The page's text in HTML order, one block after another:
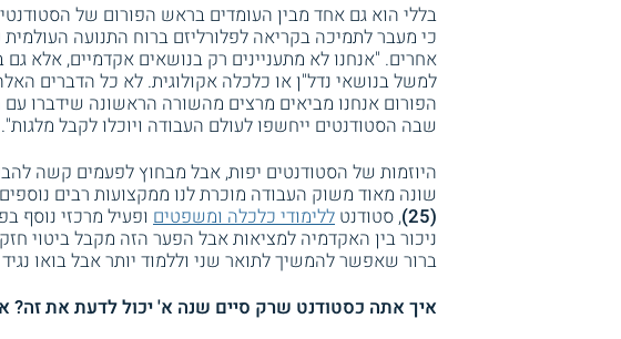
בללי הוא גם אחד מבין העומדים בראש הפורום של
כי מעבר לתמיכה בקריאה לפלורליזם ברוח התנועה
אחרים. "אנחנו לא מתעניינים רק בנושאים אקדמיים, אלא
למשל בנושאי נדל"ן או כלכלה אקולוגית. לא כל הדברים
הפורום אנחנו מביאים מרצים מהשורה הראשונה שידברו
שבה הסטודנטים ייחשפו לעולם העבודה ויוכלו לקבל מלגות".
היוזמות של הסטודנטים יפות, אבל מבחוץ לפעמים קשה
שונה מאוד משוק העבודה מוכרת לנו ממקצועות רבים
(25)
, סטודנט ללימודי כלכלה ומשפטים ופעיל מרכזי נוסף
ניכור בין האקדמיה למציאות אבל הפער הזה מקבל ביטוי
ברור שאפשר להמשיך לתואר שני וללמוד יותר אבל בואו
איך אתה כסטודנט שרק סיים שנה א' יכול לדעת את